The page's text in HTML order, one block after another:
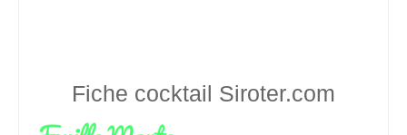
Fiche cocktail Siroter.com